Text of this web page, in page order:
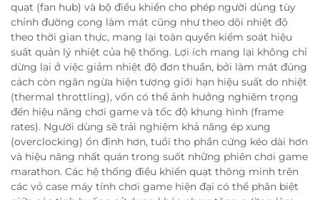
quạt (fan hub) và bộ điều khiển cho phép người dùng tùy
chỉnh đường cong làm mát cũng như theo dõi nhiệt độ
theo thời gian thực, mang lại toàn quyền kiểm soát hiệu
suất quản lý nhiệt của hệ thống. Lợi ích mang lại không chỉ
dừng lại ở việc giảm nhiệt độ đơn thuần, bởi làm mát đúng
cách còn ngăn ngừa hiện tượng giới hạn hiệu suất do nhiệt
(thermal throttling), vốn có thể ảnh hưởng nghiêm trọng
đến hiệu năng chơi game và tốc độ khung hình (frame
rates). Người dùng sẽ trải nghiệm khả năng ép xung
(overclocking) ổn định hơn, tuổi thọ phần cứng kéo dài hơn
và hiệu năng nhất quán trong suốt những phiên chơi game
marathon. Các hệ thống điều khiển quạt thông minh trên
các vỏ case máy tính chơi game hiện đại có thể phân biệt